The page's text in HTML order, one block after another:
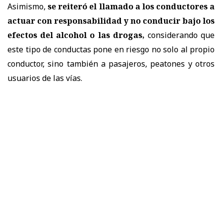
Asimismo,se reiteró el llamado a los conductores a
actuar con responsabilidad y no conducir bajo los
efectos del alcohol o las drogas, considerando que
este tipo de conductas pone en riesgo no solo al propio
conductor, sino también a pasajeros, peatones y otros
usuarios de las vías.